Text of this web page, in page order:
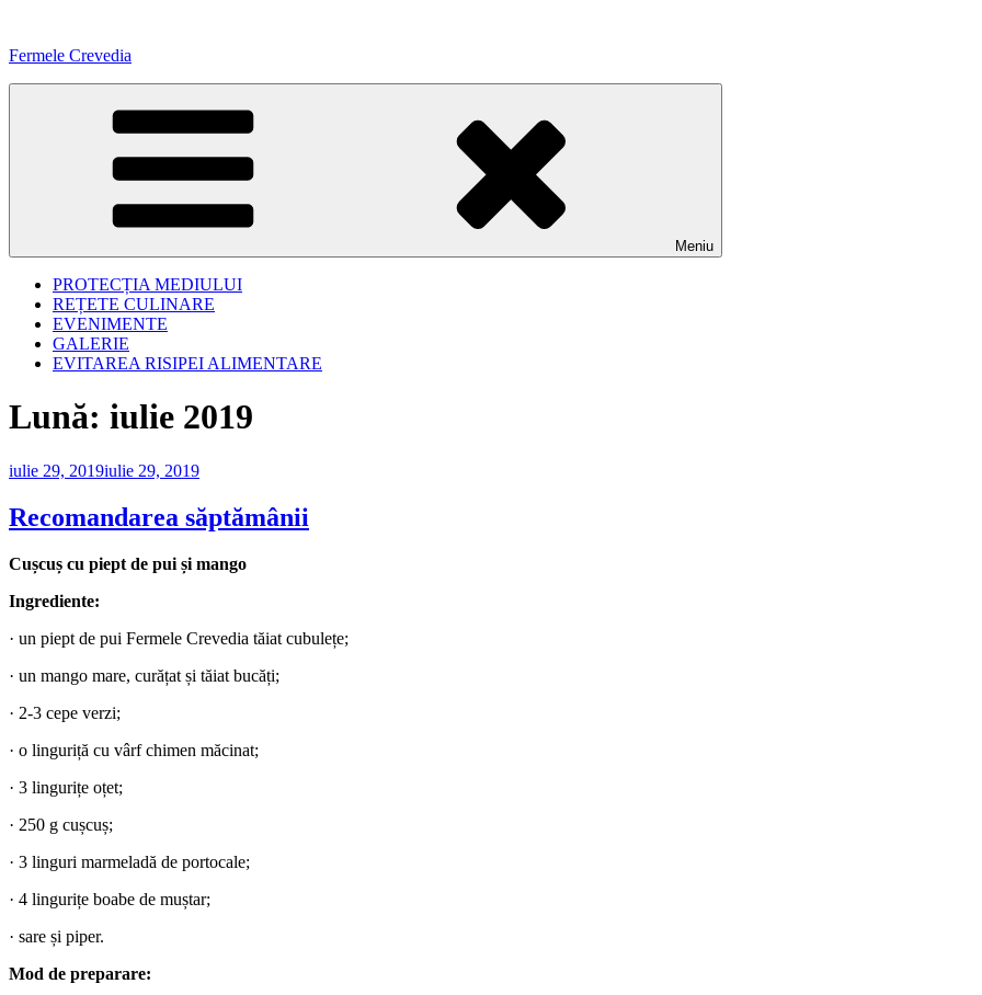
conținut
Fermele Crevedia
Meniu
PROTECȚIA MEDIULUI
REȚETE CULINARE
EVENIMENTE
GALERIE
EVITAREA RISIPEI ALIMENTARE
Lună: iulie 2019
Publicat
iulie 29, 2019iulie 29, 2019
Recomandarea săptămânii
Cușcuș cu piept de pui și mango
Ingrediente:
· un piept de pui Fermele Crevedia tăiat cubulețe;
· un mango mare, curățat și tăiat bucăți;
· 2-3 cepe verzi;
· o linguriță cu vârf chimen măcinat;
· 3 lingurițe oțet;
· 250 g cușcuș;
· 3 linguri marmeladă de portocale;
· 4 lingurițe boabe de muștar;
· sare și piper.
Mod de preparare: